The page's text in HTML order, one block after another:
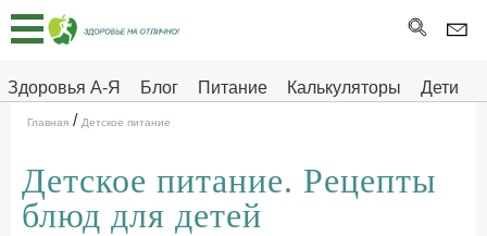
Здоровья А-Я Блог Питание Калькуляторы
Дети
Здоровье на отлично
Главная
Тесты
Про
ДЕТЯМ
Главная / Детское питание
Детское питание. Рецепты
блюд для детeй